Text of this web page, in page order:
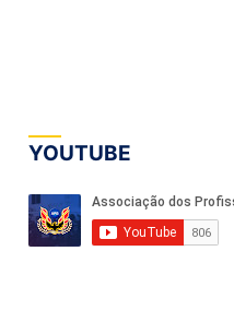
YOUTUBE